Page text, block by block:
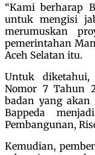
“Kami berharap
untuk mengisi
merumuskan
pemerintahan
Aceh Selatan itu.
Untuk
Nomor 7 Tahun
badan yang akan
Bappeda
Pembangunan,
Kemudian,